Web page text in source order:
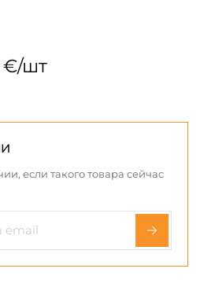
€/шт
если такого товара сейчас